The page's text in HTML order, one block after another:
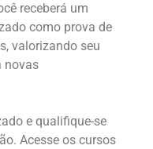
receberá um
como prova de
valorizando seu
novas
e qualifique-se
Acesse os cursos